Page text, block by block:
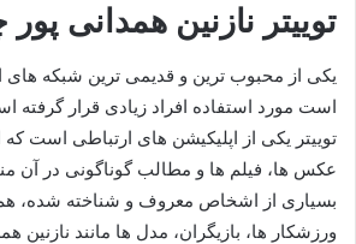
توییتر نازنین همدانی پور
یکی از محبوب ترین و قدیمی ترین شبکه
است مورد استفاده افراد زیادی قرار گرفته
توییتر یکی از اپلیکیشن های ارتباطی است که
عکس ها، فیلم ها و مطالب گوناگونی در آن
بسیاری از اشخاص معروف و شناخته شده، هم
ورزشکار ها، بازیگران، مدل ها مانند نازنین